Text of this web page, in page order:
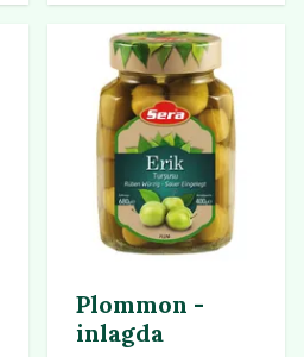
Plommon -
inlagda